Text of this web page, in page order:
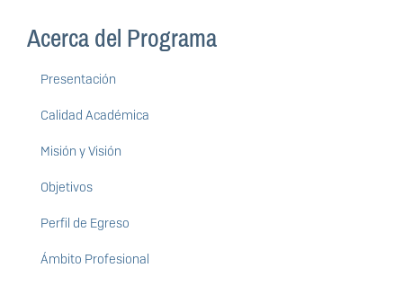
Acerca del Programa
Presentación
Calidad Académica
Misión y Visión
Objetivos
Perfil de Egreso
Ámbito Profesional